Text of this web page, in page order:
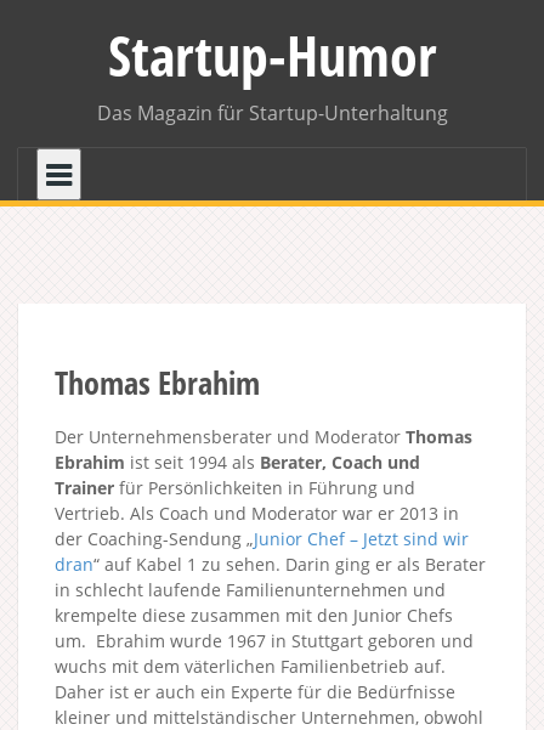
Startup-Humor
Das Magazin für Startup-Unterhaltung
Thomas Ebrahim
Der Unternehmensberater und Moderator Thomas
Ebrahim ist seit 1994 als Berater, Coach und
Trainer für Persönlichkeiten in Führung und
Vertrieb. Als Coach und Moderator war er 2013 in
der Coaching-Sendung „Junior Chef – Jetzt sind wir
dran“ auf Kabel 1 zu sehen. Darin ging er als Berater
in schlecht laufende Familienunternehmen und
krempelte diese zusammen mit den Junior Chefs
um. Ebrahim wurde 1967 in Stuttgart geboren und
wuchs mit dem väterlichen Familienbetrieb auf.
Daher ist er auch ein Experte für die Bedürfnisse
kleiner und mittelständischer Unternehmen, obwohl